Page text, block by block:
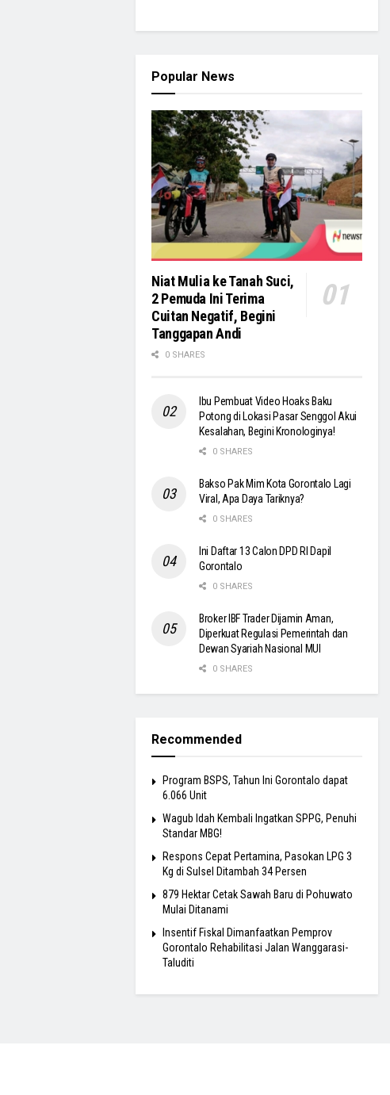
Popular News
Niat Mulia ke Tanah Suci,
2 Pemuda Ini Terima
Cuitan Negatif, Begini
Tanggapan Andi
0 SHARES
Ibu Pembuat Video Hoaks Baku
Potong di Lokasi Pasar Senggol Akui
Kesalahan, Begini Kronologinya!
0 SHARES
Bakso Pak Mim Kota Gorontalo Lagi
Viral, Apa Daya Tariknya?
0 SHARES
Ini Daftar 13 Calon DPD RI Dapil
Gorontalo
0 SHARES
Broker IBF Trader Dijamin Aman,
Diperkuat Regulasi Pemerintah dan
Dewan Syariah Nasional MUI
0 SHARES
Recommended
Program BSPS, Tahun Ini Gorontalo dapat
6.066 Unit
Wagub Idah Kembali Ingatkan SPPG, Penuhi
Standar MBG!
Respons Cepat Pertamina, Pasokan LPG 3
Kg di Sulsel Ditambah 34 Persen
879 Hektar Cetak Sawah Baru di Pohuwato
Mulai Ditanami
Insentif Fiskal Dimanfaatkan Pemprov
Gorontalo Rehabilitasi Jalan Wanggarasi-
Taluditi